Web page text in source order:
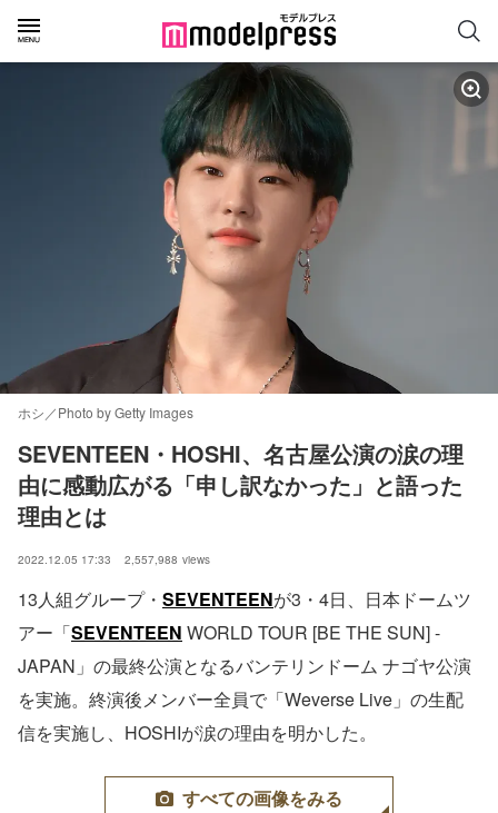
ホシ／Photo by Getty Images
SEVENTEEN・HOSHI、名古屋公演の涙の理
由に感動広がる「申し訳なかった」と語った
理由とは
2022.12.05 17:33 2,557,988 views
13人組グループ・ SEVENTEENが3・4日、日本ドームツ
アー「SEVENTEEN WORLD TOUR [BE THE SUN] -
JAPAN」の最終公演となるバンテリンドーム ナゴヤ公演
を実施。終演後メンバー全員で「Weverse Live」の生配
信を実施し、HOSHIが涙の理由を明かした。
すべての画像をみる